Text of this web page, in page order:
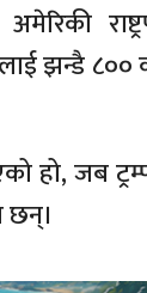
झन्डै
हो, जब
छन्।